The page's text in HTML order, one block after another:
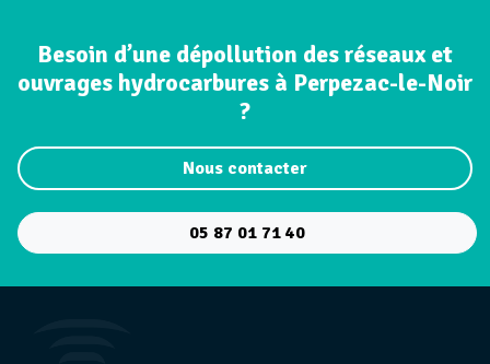
Besoin d’une dépollution des réseaux et
ouvrages hydrocarbures à Perpezac-le-Noir
?
Nous contacter
05 87 01 71 40